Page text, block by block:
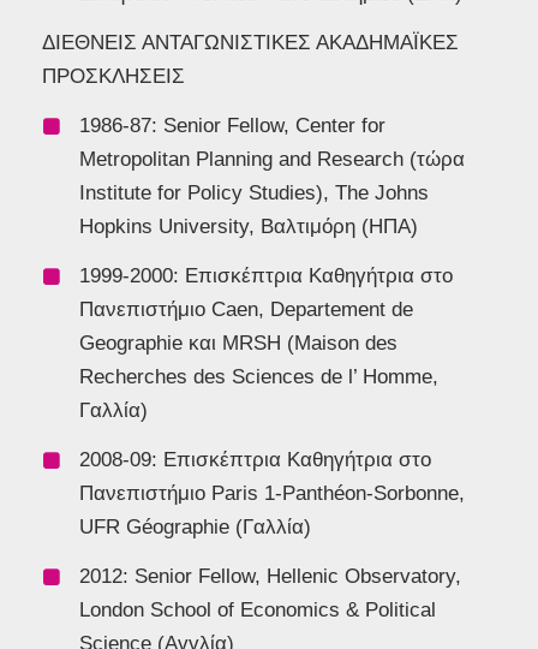
ΔΙΕΘΝΕΙΣ ΑΝΤΑΓΩΝΙΣΤΙΚΕΣ ΑΚΑΔΗΜΑΪΚΕΣ
ΠΡΟΣΚΛΗΣΕΙΣ
1986-87: Senior Fellow, Center for
Metropolitan Planning and Research (τώρα
Institute for Policy Studies), The Johns
Hopkins University, Βαλτιμόρη (ΗΠΑ)
1999-2000: Επισκέπτρια Καθηγήτρια στο
Πανεπιστήμιο Caen, Departement de
Geographie και MRSH (Maison des
Recherches des Sciences de l’ Homme,
Γαλλία)
2008-09: Επισκέπτρια Καθηγήτρια στο
Πανεπιστήμιο Paris 1-Panthéon-Sorbonne,
UFR Géographie (Γαλλία)
2012: Senior Fellow, Hellenic Observatory,
London School of Economics & Political
Science (Αγγλία)